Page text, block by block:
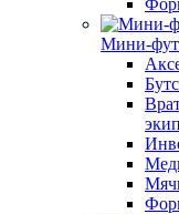
Мини-